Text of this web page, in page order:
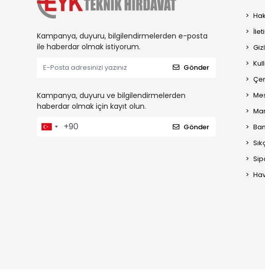
Kampanya, duyuru, bilgilendirmelerden e-posta
ile haberdar olmak istiyorum.
Gönder
Kampanya, duyuru ve bilgilendirmelerden
haberdar olmak için kayıt olun.
Gönder